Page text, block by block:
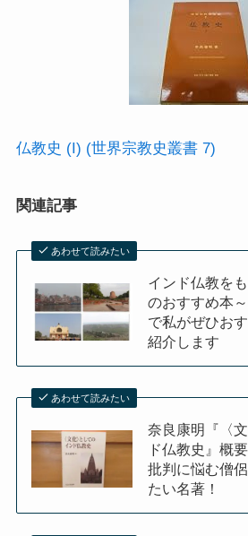
タンザニア・トルコ編
チェコ・オーストリア編
ボスニア・クロアチア編
アメリカ編
仏教史 (I) (世界宗教史叢書 7)
関連記事
あわせて読みたい
インド仏教を
のおすすめ本
で私がぜひお
紹介します
あわせて読みたい
奈良康明『〈
ド仏教史』概
批判に悩む僧
たい名著！